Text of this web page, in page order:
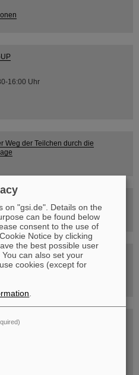
16:00 Uhr
Weg der Teilchen durch die
GSI/FAIR –
on "gsi.de". Details on the
can be found below
consent to the use of
Notice by clicking
the best possible user
can also set your
cookies (except for